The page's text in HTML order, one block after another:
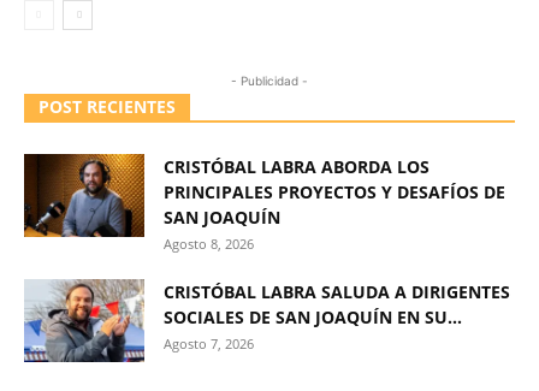
- Publicidad -
POST RECIENTES
CRISTÓBAL LABRA ABORDA LOS
PRINCIPALES PROYECTOS Y DESAFÍOS DE
SAN JOAQUÍN
Agosto 8, 2026
CRISTÓBAL LABRA SALUDA A DIRIGENTES
SOCIALES DE SAN JOAQUÍN EN SU...
Agosto 7, 2026